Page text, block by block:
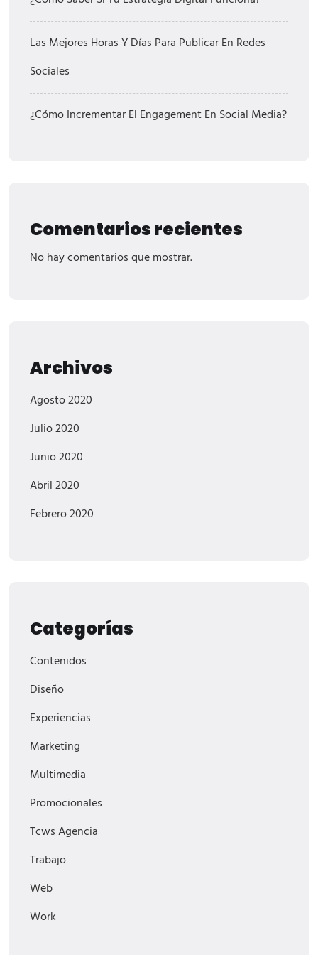
Las Mejores Horas Y Días Para Publicar En Redes
Sociales
¿Cómo Incrementar El Engagement En Social Media?
Comentarios recientes
No hay comentarios que mostrar.
Archivos
Agosto 2020
Julio 2020
Junio 2020
Abril 2020
Febrero 2020
Categorías
Contenidos
Diseño
Experiencias
Marketing
Multimedia
Promocionales
Tcws Agencia
Trabajo
Web
Work